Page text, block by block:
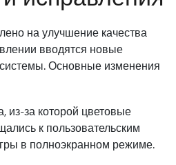
на улучшение качества
вводятся новые
Основные изменения
из-за которой цветовые
к пользовательским
в полноэкранном режиме.